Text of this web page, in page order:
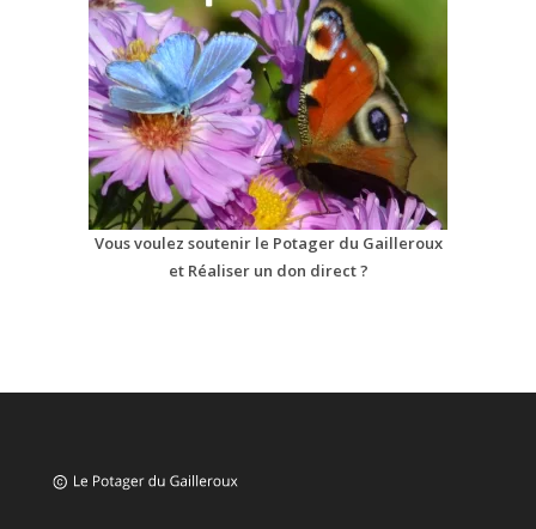
Vous voulez soutenir le Potager du Gailleroux
et Réaliser un don direct ?